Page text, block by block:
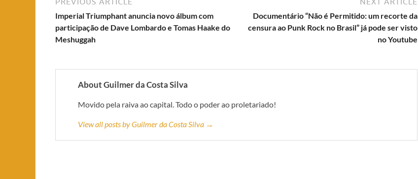
Imperial Triumphant anuncia novo álbum com
participação de Dave Lombardo e Tomas Haake do
Meshuggah
Documentário “Não é Permitido: um recorte da
censura ao Punk Rock no Brasil” já pode ser visto
no Youtube
About Guilmer da Costa Silva
Movido pela raiva ao capital. Todo o poder ao proletariado!
View all posts by Guilmer da Costa Silva →